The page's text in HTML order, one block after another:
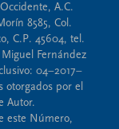
A.C.
8585, Col.
C.P. 45604, tel.
Fernández
04–2017–
otorgados por el
Autor.
este Número,